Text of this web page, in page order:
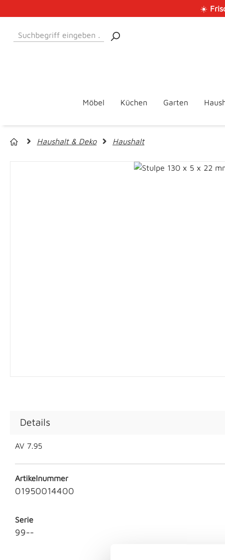
☀️
Möbel Küchen Garten
Haushalt & Deko Haushalt
Details
AV 7.95
Artikelnummer
01950014400
Serie
99--